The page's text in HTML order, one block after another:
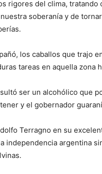
rigores del clima,
soberanía y de
los caballos que trajo
tareas en aquella zona
ser un alcohólico que
y el gobernador
Terragno en su
independencia argentina